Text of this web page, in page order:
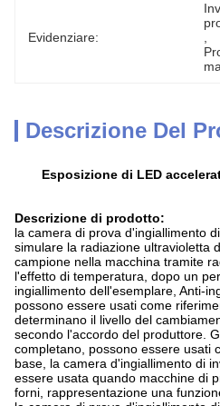
Evidenziare:
Descrizione Del
Esposizione di LED
Descrizione di prodotto:
la camera di prova d'ingiallimento
simulare la radiazione ultravioletta
campione nella macchina tramite
l'effetto di temperatura, dopo un
ingiallimento dell'esemplare, Anti-
possono essere usati come
determinano il livello del
secondo l'accordo del produttore.
completano, possono essere usati
base, la camera d'ingiallimento di
essere usata quando macchine di
forni, rappresentazione una